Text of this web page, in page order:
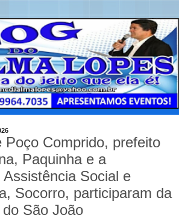
Poço Comprido, prefeito
Paquinha e a
Social e
Socorro, participaram da
São João